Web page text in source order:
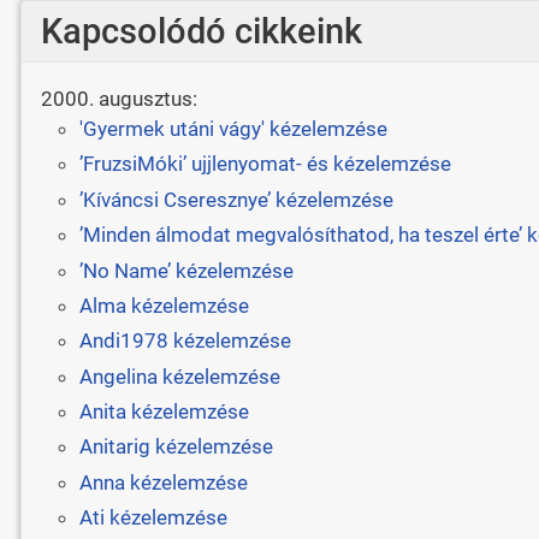
Kapcsolódó cikkeink
2000. augusztus:
'Gyermek utáni vágy' kézelemzése
’FruzsiMóki’ ujjlenyomat- és kézelemzése
’Kíváncsi Cseresznye’ kézelemzése
’Minden álmodat megvalósíthatod, ha teszel érte’
’No Name’ kézelemzése
Alma kézelemzése
Andi1978 kézelemzése
Angelina kézelemzése
Anita kézelemzése
Anitarig kézelemzése
Anna kézelemzése
Ati kézelemzése